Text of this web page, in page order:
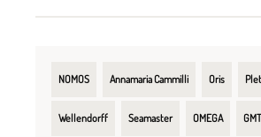
NOMOS Annamaria Cammilli Oris
Wellendorff Seamaster OMEGA GMT